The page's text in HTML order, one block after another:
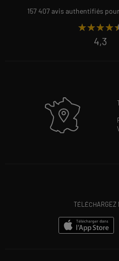
157 407 avis authentifiés pour
4,3
TÉLÉCHARGEZ